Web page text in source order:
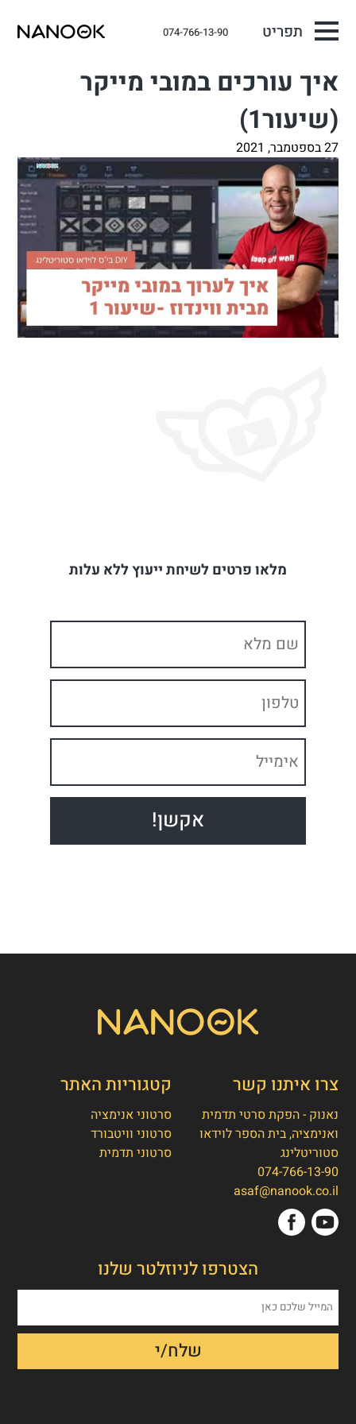
תפריט 074-766-13-90
איך עורכים במובי מייקר
(שיעור1)
27 בספטמבר, 2021
מלאו פרטים לשיחת ייעוץ ללא עלות
צרו איתנו קשר
נאנוק - הפקת סרטי תדמית
ואנימציה, בית הספר לוידאו
סטוריטלינג
074-766-13-90
asaf@nanook.co.il
קטגוריות האתר
סרטוני אנימציה
סרטוני וויטבורד
סרטוני תדמית
הצטרפו לניוזלטר שלנו
לאתר שלנו!
איך אפשר לעזור לכם היום?
1. הפקת סרט תדמית/אנימציה
2. הטוסטר חבילת סרטוני טסטמוניאלס -